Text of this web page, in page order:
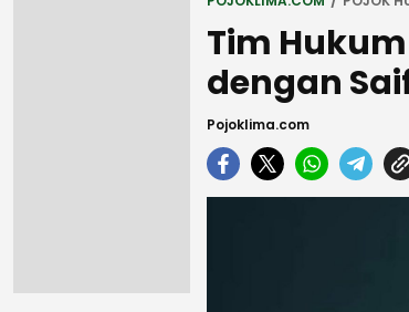
Tim
dengan
Pojoklima.com